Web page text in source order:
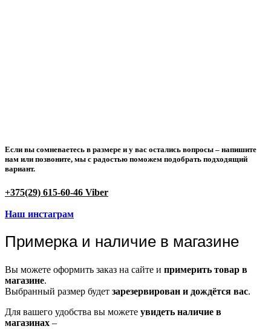
Если вы сомневаетесь в размере и у вас остались вопросы – напишите
нам или позвоните, мы с радостью поможем подобрать подходящий
вариант.
+375(29) 615-60-46 Viber
Наш инстаграм
Примерка и наличие в магазине
Вы можете оформить заказ на сайте и примерить товар в
магазине.
Выбранный размер будет зарезервирован и дождётся вас.
Для вашего удобства вы можете увидеть наличие в
магазинах –